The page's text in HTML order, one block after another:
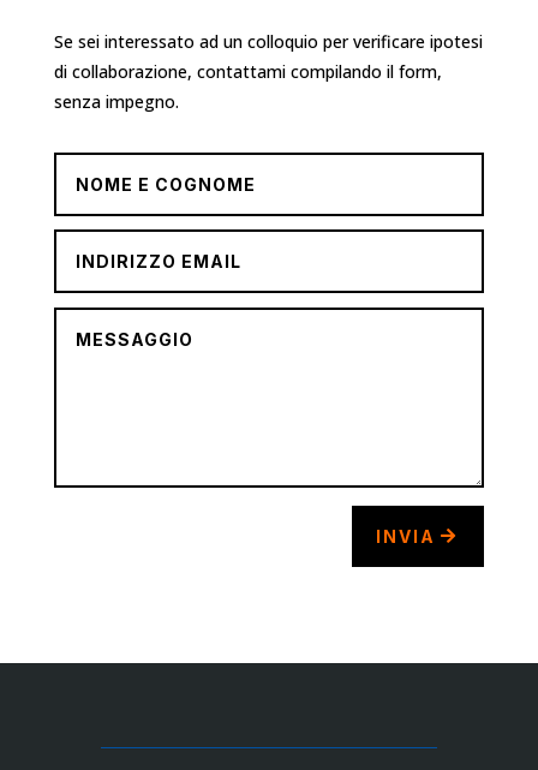
Se sei interessato ad un colloquio per verificare ipotesi
di collaborazione, contattami compilando il form,
senza impegno.
INVIA